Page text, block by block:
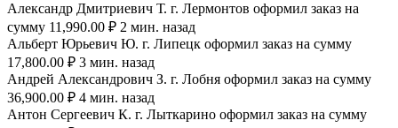
Александр Дмитриевич Т. г. Лермонтов оформил заказ на
сумму 11,990.00 ₽ 2 мин. назад
Альберт Юрьевич Ю. г. Липецк оформил заказ на сумму
17,800.00 ₽ 3 мин. назад
Андрей Александрович З. г. Лобня оформил заказ на сумму
36,900.00 ₽ 4 мин. назад
Антон Сергеевич К. г. Лыткарино оформил заказ на сумму